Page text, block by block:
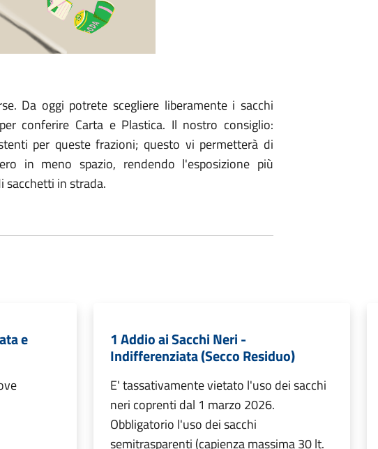
Da oggi potrete scegliere liberamente i sacchi
conferire Carta e Plastica. Il nostro consiglio:
per queste frazioni; questo vi permetterà di
in meno spazio, rendendo l'esposizione più
sacchetti in strada.
e 1 Addio ai Sacchi Neri -
Indifferenziata (Secco Residuo)
E' tassativamente vietato l'uso dei sacchi
neri coprenti dal 1 marzo 2026.
Obbligatorio l'uso dei sacchi
semitrasparenti (capienza massima 30 lt.